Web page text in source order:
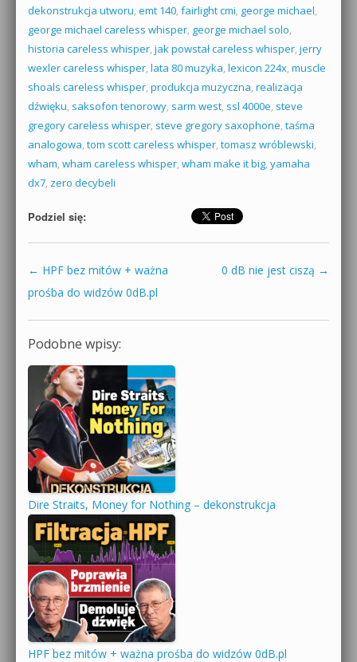
dekonstrukcja utworu, emt 140, fairlight cmi, george michael,
george michael careless whisper, george michael solo,
historia careless whisper, jak powstał careless whisper, jerry
wexler careless whisper, lata 80 muzyka, lexicon 224x, muscle
shoals careless whisper, produkcja muzyczna, realizacja
dźwięku, saksofon tenorowy, sarm west, ssl 4000e, steve
gregory careless whisper, steve gregory saxophone, taśma
analogowa, tom scott careless whisper, tomasz wróblewski,
wham, wham careless whisper, wham make it big, yamaha
dx7, zero decybeli
Podziel się:
Zobacz wpisy
← HPF bez mitów + ważna
prośba do widzów 0dB.pl
0 dB nie jest ciszą →
Podobne wpisy:
Dire Straits, Money for Nothing – dekonstrukcja
HPF bez mitów + ważna prośba do widzów 0dB.pl